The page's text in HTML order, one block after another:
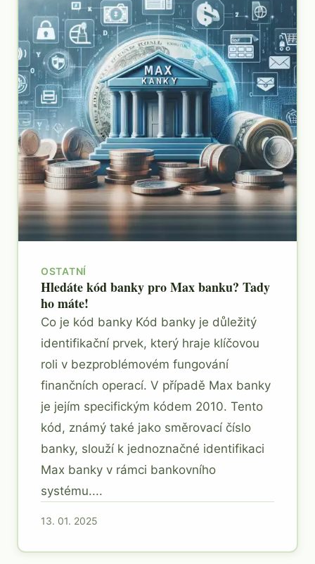
OSTATNÍ
Hledáte kód banky pro Max banku? Tady
ho máte!
Co je kód banky Kód banky je důležitý
identifikační prvek, který hraje klíčovou
roli v bezproblémovém fungování
finančních operací. V případě Max banky
je jejím specifickým kódem 2010. Tento
kód, známý také jako směrovací číslo
banky, slouží k jednoznačné identifikaci
Max banky v rámci bankovního
systému....
13. 01. 2025